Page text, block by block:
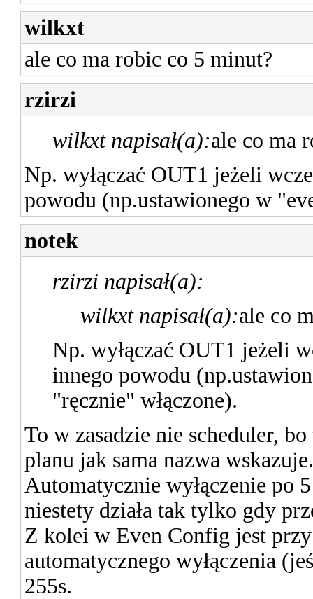
wilkxt
ale co ma robic co 5 minut?
rzirzi
wilkxt napisał(a):ale co ma
Np. wyłączać OUT1 jeżeli
powodu (np.ustawionego w
notek
rzirzi napisał(a):
wilkxt napisał(a):ale co
Np. wyłączać OUT1 jeżeli
innego powodu
"ręcznie" włączone).
To w zasadzie nie scheduler,
planu jak sama nazwa wskazuje.
Automatycznie wyłączenie po
niestety działa tak tylko gdy
Z kolei w Even Config jest
automatycznego wyłączenia
255s.